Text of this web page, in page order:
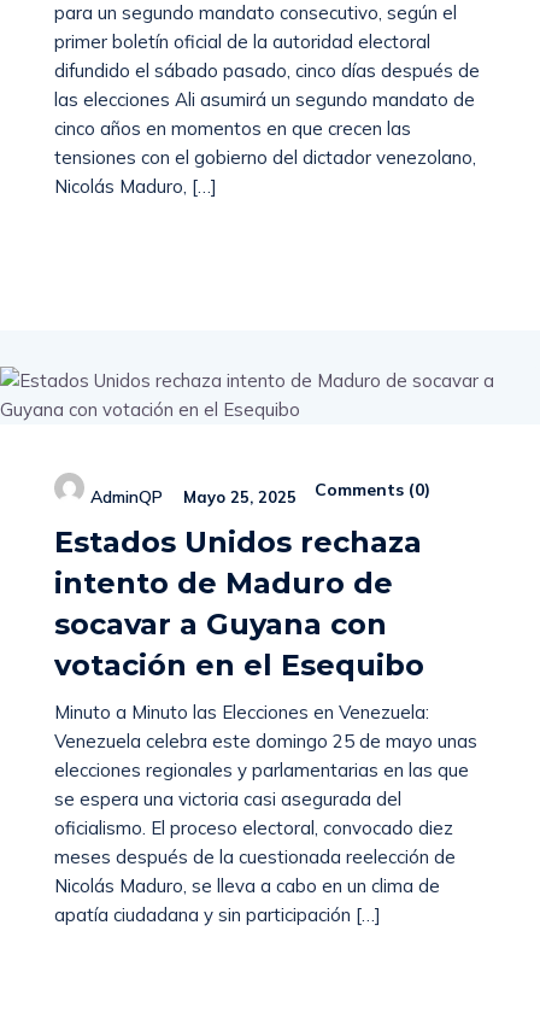
para un segundo mandato consecutivo, según el
primer boletín oficial de la autoridad electoral
difundido el sábado pasado, cinco días después de
las elecciones Ali asumirá un segundo mandato de
cinco años en momentos en que crecen las
tensiones con el gobierno del dictador venezolano,
Nicolás Maduro, […]
AdminQP Mayo 25, 2025 Comments (0)
Estados Unidos rechaza
intento de Maduro de
socavar a Guyana con
votación en el Esequibo
Minuto a Minuto las Elecciones en Venezuela:
Venezuela celebra este domingo 25 de mayo unas
elecciones regionales y parlamentarias en las que
se espera una victoria casi asegurada del
oficialismo. El proceso electoral, convocado diez
meses después de la cuestionada reelección de
Nicolás Maduro, se lleva a cabo en un clima de
apatía ciudadana y sin participación […]